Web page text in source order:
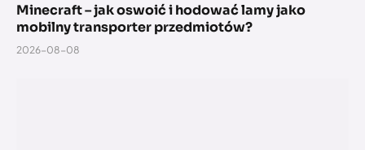
Minecraft – jak oswoić i hodować lamy jako
mobilny transporter przedmiotów?
2026-08-08